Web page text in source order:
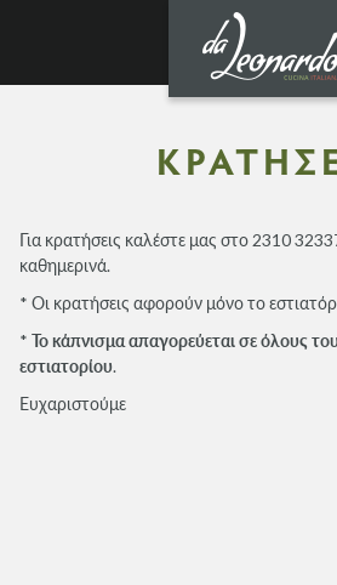
Για κρατήσεις καλέστε μας στο 2310
καθημερινά.
* Οι κρατήσεις αφορούν μόνο το
* Το κάπνισμα απαγορεύεται σε όλους
εστιατορίου.
Ευχαριστούμε